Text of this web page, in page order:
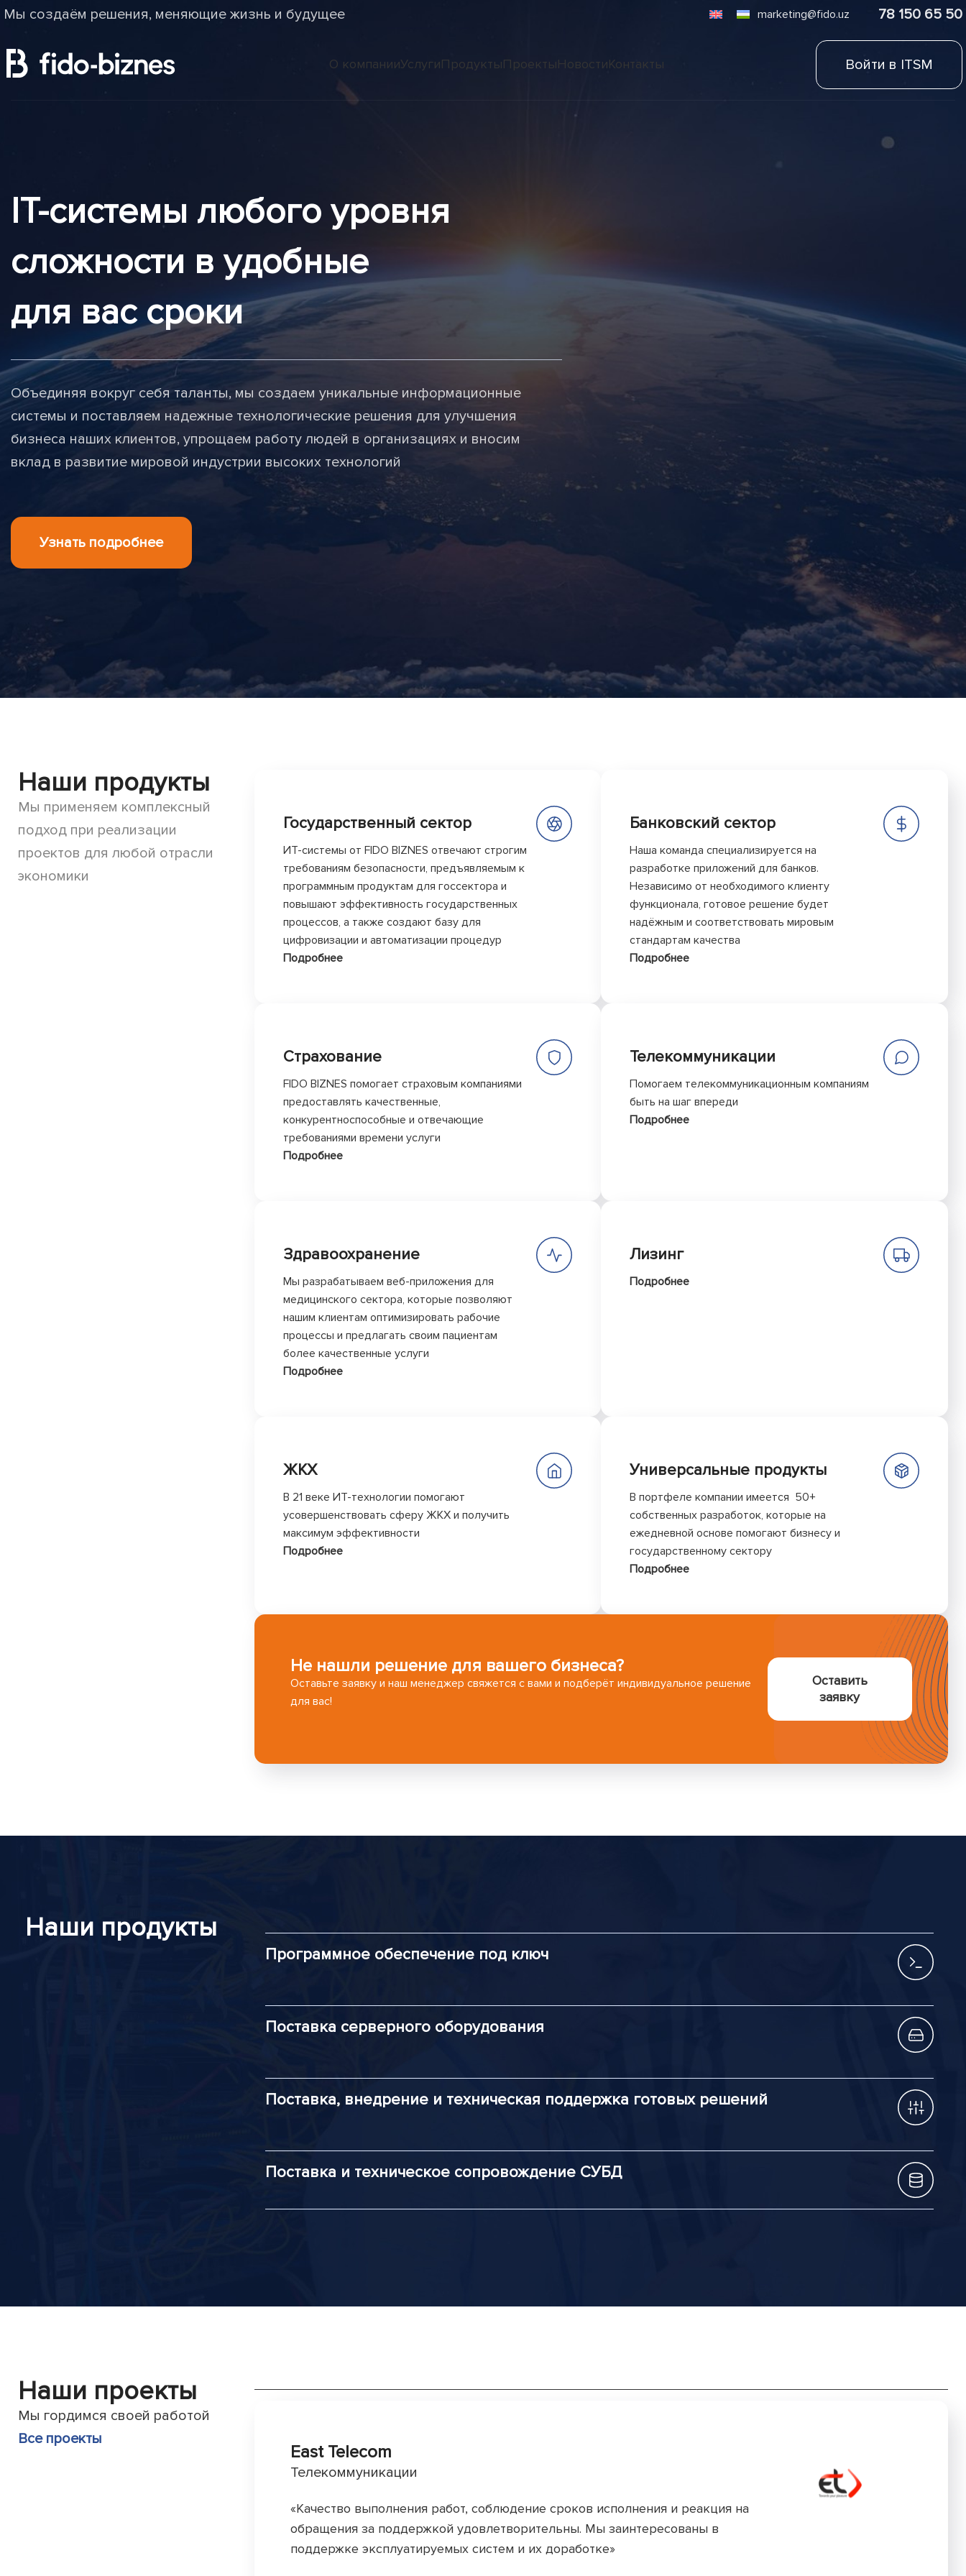
Мы создаём решения, меняющие жизнь и будущее marketing@fido.uz 78 150 65 50
О компанииУслугиПродуктыПроектыНовостиКонтакты Войти в ITSM
IT-системы любого уровня
сложности в удобные
для вас сроки
Объединяя вокруг себя таланты, мы создаем уникальные информационные
системы и поставляем надежные технологические решения для улучшения
бизнеса наших клиентов, упрощаем работу людей в организациях и вносим
вклад в развитие мировой индустрии высоких технологий
Узнать подробнее
Наши продукты
Мы применяем комплексный
подход при реализации
проектов для любой отрасли
экономики
Государственный сектор
ИТ-системы от FIDO BIZNES отвечают строгим
требованиям безопасности, предъявляемым к
программным продуктам для госсектора и
повышают эффективность государственных
процессов, а также создают базу для
цифровизации и автоматизации процедур
Подробнее
Банковский сектор
Наша команда специализируется на
разработке приложений для банков.
Независимо от необходимого клиенту
функционала, готовое решение будет
надёжным и соответствовать мировым
стандартам качества
Подробнее
Страхование
FIDO BIZNES помогает страховым компаниями
предоставлять качественные,
конкурентноспособные и отвечающие
требованиями времени услуги
Подробнее
Телекоммуникации
Помогаем телекоммуникационным компаниям
быть на шаг впереди
Подробнее
Здравоохранение
Мы разрабатываем веб-приложения для
медицинского сектора, которые позволяют
нашим клиентам оптимизировать рабочие
процессы и предлагать своим пациентам
более качественные услуги
Подробнее
Лизинг
Подробнее
ЖКХ
В 21 веке ИТ-технологии помогают
усовершенствовать сферу ЖКХ и получить
максимум эффективности
Подробнее
Универсальные продукты
В портфеле компании имеется 50+
собственных разработок, которые на
ежедневной основе помогают бизнесу и
государственному сектору
Подробнее
Не нашли решение для вашего бизнеса?
Оставьте заявку и наш менеджер свяжется с вами и подберёт индивидуальное решение
для вас!
Оставить
заявку
Наши продукты
Программное обеспечение под ключ
Поставка серверного оборудования
Поставка, внедрение и техническая поддержка готовых решений
Поставка и техническое сопровождение СУБД
Наши проекты
Мы гордимся своей работой
Все проекты
East Telecom
Телекоммуникации
«Качество выполнения работ, соблюдение сроков исполнения и реакция на
обращения за поддержкой удовлетворительны. Мы заинтересованы в
поддержке эксплуатируемых систем и их доработке»